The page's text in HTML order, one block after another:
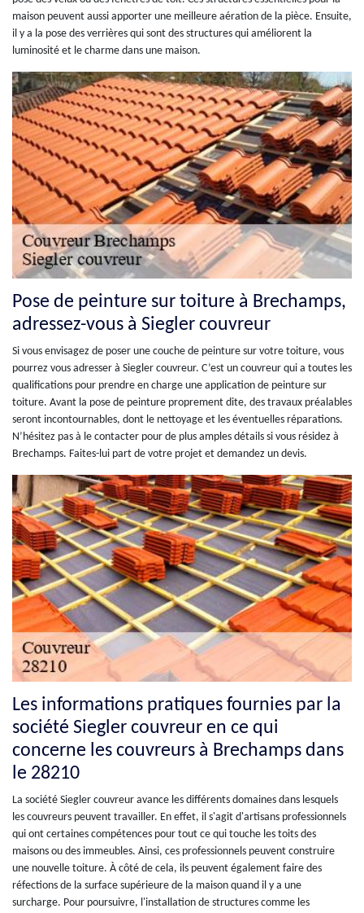
maison peuvent aussi apporter une meilleure aération de la pièce. Ensuite,
il y a la pose des verrières qui sont des structures qui améliorent la
luminosité et le charme dans une maison.
Pose de peinture sur toiture à Brechamps,
adressez-vous à Siegler couvreur
Si vous envisagez de poser une couche de peinture sur votre toiture, vous
pourrez vous adresser à Siegler couvreur. C’est un couvreur qui a toutes les
qualifications pour prendre en charge une application de peinture sur
toiture. Avant la pose de peinture proprement dite, des travaux préalables
seront incontournables, dont le nettoyage et les éventuelles réparations.
N’hésitez pas à le contacter pour de plus amples détails si vous résidez à
Brechamps. Faites-lui part de votre projet et demandez un devis.
Les informations pratiques fournies par la
société Siegler couvreur en ce qui
concerne les couvreurs à Brechamps dans
le 28210
La société Siegler couvreur avance les différents domaines dans lesquels
les couvreurs peuvent travailler. En effet, il s'agit d'artisans professionnels
qui ont certaines compétences pour tout ce qui touche les toits des
maisons ou des immeubles. Ainsi, ces professionnels peuvent construire
une nouvelle toiture. À côté de cela, ils peuvent également faire des
réfections de la surface supérieure de la maison quand il y a une
surcharge. Pour poursuivre, l'installation de structures comme les